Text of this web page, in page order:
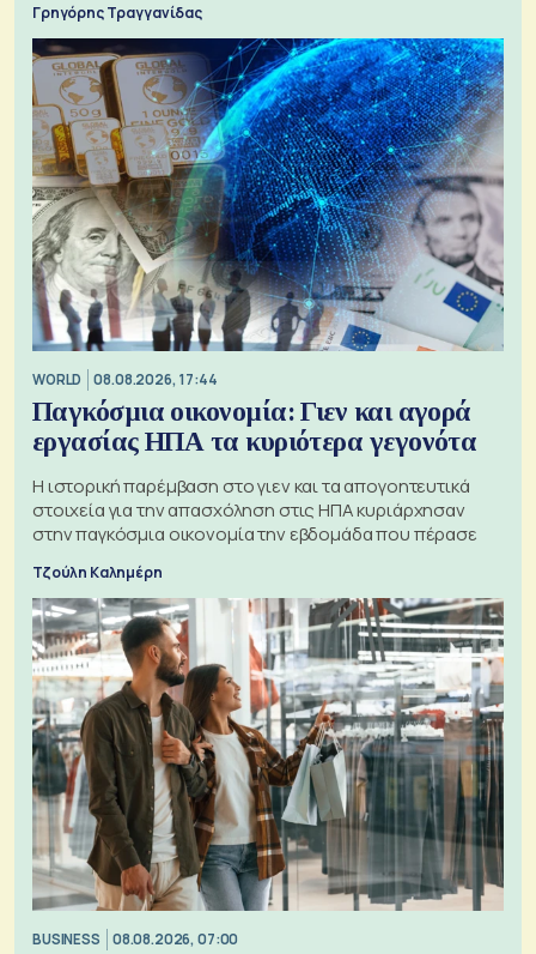
Γρηγόρης Τραγγανίδας
WORLD 08.08.2026, 17:44
Παγκόσμια οικονομία: Γιεν και αγορά
εργασίας ΗΠΑ τα κυριότερα γεγονότα
Η ιστορική παρέμβαση στο γιεν και τα απογοητευτικά
στοιχεία για την απασχόληση στις ΗΠΑ κυριάρχησαν
στην παγκόσμια οικονομία την εβδομάδα που πέρασε
Τζούλη Καλημέρη
BUSINESS 08.08.2026, 07:00